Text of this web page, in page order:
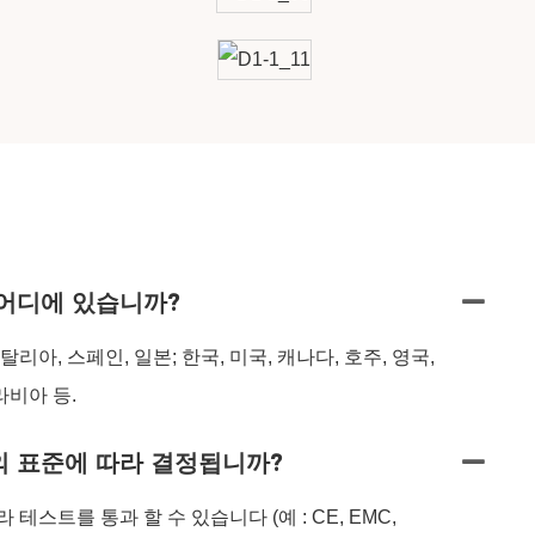
디에 있습니까?
리아, 스페인, 일본; 한국, 미국, 캐나다, 호주, 영국,
비아 등.
표준에 따라 결정됩니까?
테스트를 통과 할 수 있습니다 (예 : CE, EMC,